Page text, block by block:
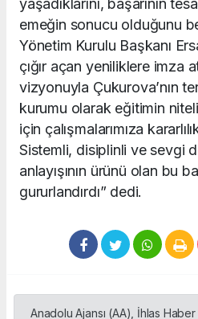
yaşadıklarını, başarının
emeğin sonucu olduğunu
Yönetim Kurulu Başkanı
çığır açan yeniliklere imza
vizyonuyla Çukurova’nın
kurumu olarak eğitimin
için çalışmalarımıza
Sistemli, disiplinli ve sevgi
anlayışının ürünü olan bu
gururlandırdı” dedi.
Anadolu Ajansı (AA), İhlas